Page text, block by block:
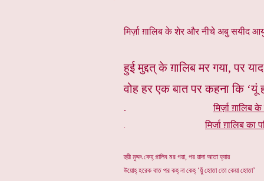
मिर्ज़ा ग़ालिब के शेर और नीचे अबु सयीद
हुई मुद्दत् के ग़ालिब मर गया, पर
वोह हर एक बात पर कहना कि ‘यूं
.मिर्ज़ा ग़ालिब
. मिर्जा ग़ालिब का
হুয়ী মুদ্দৎ কেহ্ গ়ালিব মর গয়া, পর য়াদা আতা হ্যায়
উয়োহ্ হরেক বাত পর কহ্ না কেহ্ ‘য়ুঁ হোতা তো কেয়া হোতা’